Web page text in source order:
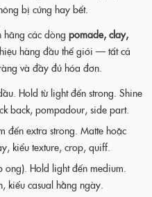
bị cứng hay bết.
hãng các dòng pomade, clay,
hàng đầu thế giới — tất cả
và đầy đủ hóa đơn.
Hold từ light đến strong. Shine
back, pompadour, side part.
extra strong. Matte hoặc
kiểu texture, crop, quiff.
Hold light đến medium.
kiểu casual hằng ngày.